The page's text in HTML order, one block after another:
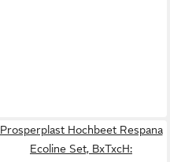
Prosperplast Hochbeet Respana
Ecoline Set, BxTxcH: